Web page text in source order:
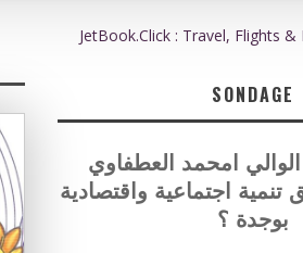
JetBook.Click : Travel, Flights
SONDAGE
امحمد العطفاوي
اجتماعية واقتصادية
بوجدة ؟